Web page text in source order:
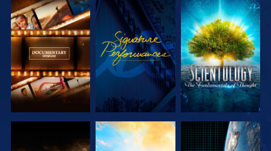
VERKEN DE
SERIE
KIJK
VERKEN DE
SERIE